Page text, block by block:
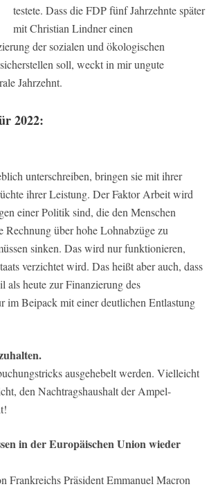
testete. Dass die FDP fünf Jahrzehnte später
mit Christian Lindner einen
der sozialen und ökologischen
soll, weckt in mir ungute
Jahrzehnt.
2022:
unterschreiben, bringen sie mit ihrer
ihrer Leistung. Der Faktor Arbeit wird
einer Politik sind, die den Menschen
Rechnung über hohe Lohnabzüge zu
sinken. Das wird nur funktionieren,
verzichtet wird. Das heißt aber auch, dass
als heute zur Finanzierung des
im Beipack mit einer deutlichen Entlastung
ausgehebelt werden. Vielleicht
den Nachtragshaushalt der Ampel-
in der Europäischen Union wieder
Frankreichs Präsident Emmanuel Macron